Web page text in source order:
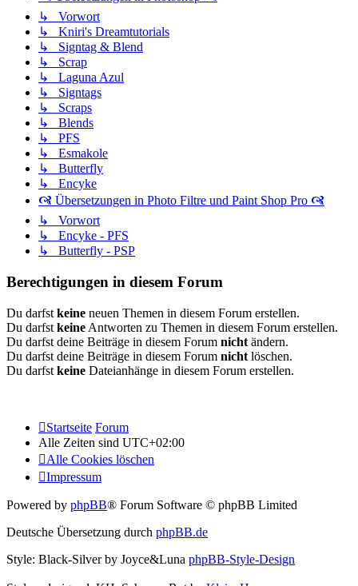
↳ Vorwort
↳ Kniri's Dreamtutorials
↳ Signtag & Blend
↳ Scrap
↳ Laguna Azul
↳ Signtags
↳ Scraps
↳ Blends
↳ PFS
↳ Esmakole
↳ Butterfly
↳ Encyke
🙧 Übersetzungen in Photo Filtre und Paint Shop Pro 🙧
↳ Vorwort
↳ Encyke - PFS
↳ Butterfly - PSP
Berechtigungen in diesem Forum
Du darfst keine neuen Themen in diesem Forum erstellen.
Du darfst keine Antworten zu Themen in diesem Forum erstellen.
Du darfst deine Beiträge in diesem Forum nicht ändern.
Du darfst deine Beiträge in diesem Forum nicht löschen.
Du darfst keine Dateianhänge in diesem Forum erstellen.
Startseite Forum
Alle Zeiten sind UTC+02:00
Alle Cookies löschen
Impressum
Powered by phpBB® Forum Software © phpBB Limited
Deutsche Übersetzung durch phpBB.de
Style: Black-Silver by Joyce&Luna phpBB-Style-Design